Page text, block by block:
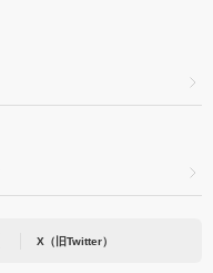
X（旧Twitter）